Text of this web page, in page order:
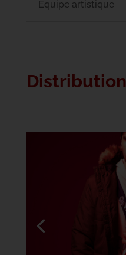
Équipe artistique
Distribution